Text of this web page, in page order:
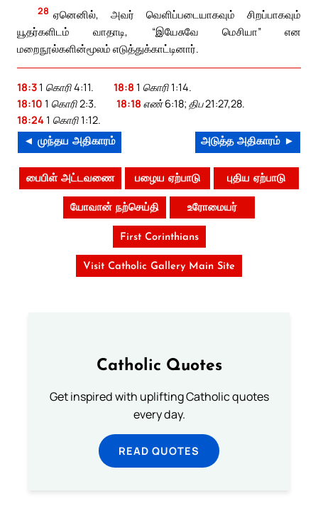
28 ஏனெனில், அவர் வெளிப்படையாகவும் சிறப்பாகவும்
யூதர்களிடம் வாதாடி, “இயேசுவே மெசியா” என
மறைநூல்களின்மூலம் எடுத்துக்காட்டினார்.
18:31 கொரி 4:11. 18:8 1 கொரி 1:14.
18:10 1 கொரி 2:3. 18:18 எண் 6:18; திப 21:27,28.
18:241 கொரி 1:12.
◄ முந்தய அதிகாரம் அடுத்த அதிகாரம் ►
பைபிள் அட்டவணை பழைய ஏற்பாடு புதிய ஏற்பாடு
யோவான் நற்செய்தி உரோமையர்
First Corinthians
Visit Catholic Gallery Main Site
Catholic Quotes
Get inspired with uplifting Catholic quotes
every day.
READ QUOTES